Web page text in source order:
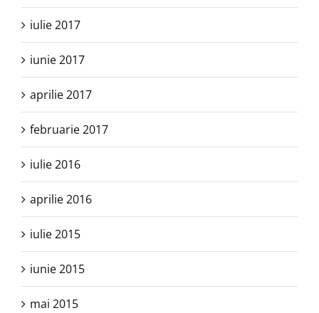
iulie 2017
iunie 2017
aprilie 2017
februarie 2017
iulie 2016
aprilie 2016
iulie 2015
iunie 2015
mai 2015